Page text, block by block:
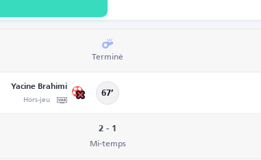
Terminé
Yacine Brahimi
Hors-jeu 67’
2 - 1
Mi-temps